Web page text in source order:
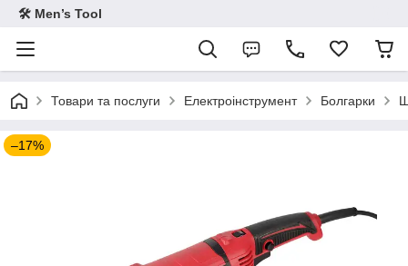
🛠 Men’s Tool
Товари та послуги Електроінструмент Болгарки
–17%